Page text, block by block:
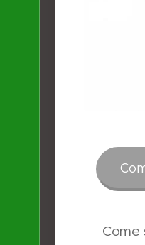
Come